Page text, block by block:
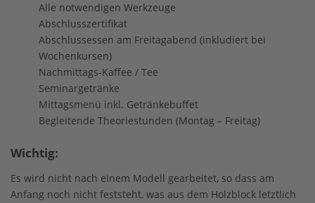
Alle notwendigen Werkzeuge
Abschlusszertifikat
Abschlussessen am Freitagabend (inkludiert bei
Wochenkursen)
Nachmittags-Kaffee / Tee
Seminargetränke
Mittagsmenü inkl. Getränkebuffet
Begleitende Theoriestunden (Montag – Freitag)
Wichtig:
Es wird nicht nach einem Modell gearbeitet, so dass am
Anfang noch nicht feststeht, was aus dem Holzblock letztlich